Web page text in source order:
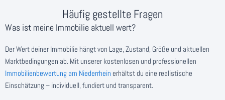
Häufig gestellte Fragen
Was ist meine Immobilie aktuell wert?
Der Wert deiner Immobilie hängt von Lage, Zustand, Größe und aktuellen
Marktbedingungen ab. Mit unserer kostenlosen und professionellen
Immobilienbewertung am Niederrhein erhältst du eine realistische
Einschätzung – individuell, fundiert und transparent.